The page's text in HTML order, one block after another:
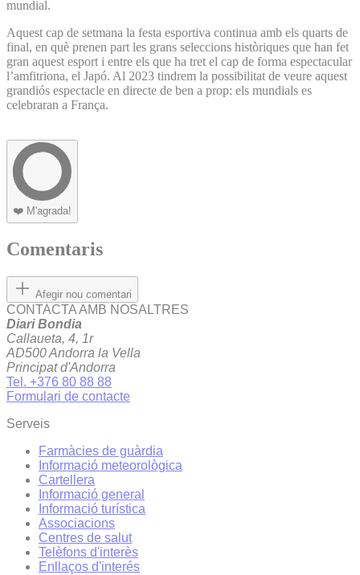
mundial.
Aquest cap de setmana la festa esportiva continua amb els quarts de
final, en què prenen part les grans seleccions històriques que han fet
gran aquest esport i entre els que ha tret el cap de forma espectacular
l’amfitriona, el Japó. Al 2023 tindrem la possibilitat de veure aquest
grandiós espectacle en directe de ben a prop: els mundials es
celebraran a França.
❤️ M'agrada!
Comentaris
Afegir nou comentari
CONTACTA AMB NOSALTRES
Diari Bondia
Callaueta, 4, 1r
AD500 Andorra la Vella
Principat d'Andorra
Tel. +376 80 88 88
Formulari de contacte
Serveis
Farmàcies de guàrdia
Informació meteorològica
Cartellera
Informació general
Informació turística
Associacions
Centres de salut
Telèfons d'interès
Enllaços d'interés